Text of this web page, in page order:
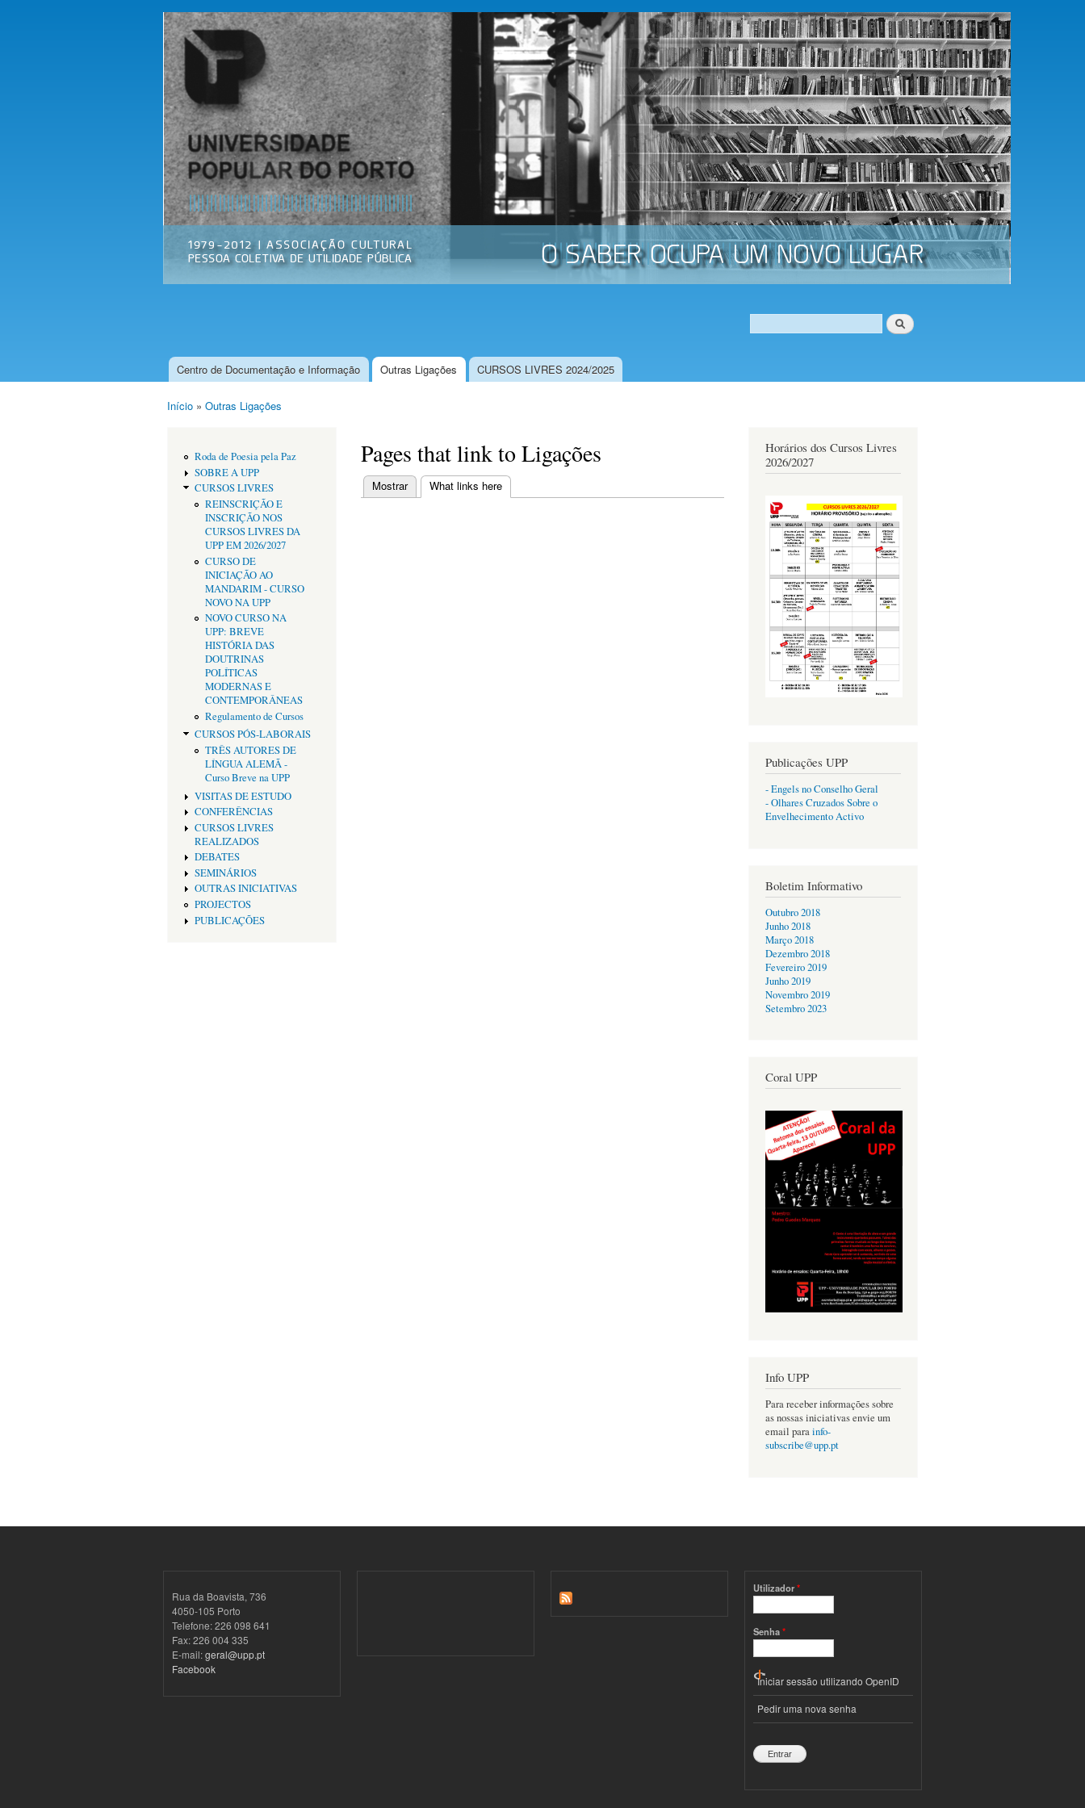
Passar
para o
conteúdo
principal
Universidade
Popular do
Porto
Associação
Cultural
Formulário de procura
Procurar
Menu principal
Centro de Documentação e Informação Outras Ligações CURSOS LIVRES 2024/2025
Início » Outras Ligações
Roda de Poesia pela Paz
SOBRE A UPP
CURSOS LIVRES
REINSCRIÇÃO E
INSCRIÇÃO NOS
CURSOS LIVRES DA
UPP EM 2026/2027
CURSO DE
INICIAÇÃO AO
MANDARIM - CURSO
NOVO NA UPP
NOVO CURSO NA
UPP: BREVE
HISTÓRIA DAS
DOUTRINAS
POLÍTICAS
MODERNAS E
CONTEMPORÂNEAS
Regulamento de Cursos
CURSOS PÓS-LABORAIS
TRÊS AUTORES DE
LÍNGUA ALEMÃ -
Curso Breve na UPP
VISITAS DE ESTUDO
CONFERÊNCIAS
CURSOS LIVRES
REALIZADOS
DEBATES
SEMINÁRIOS
OUTRAS INICIATIVAS
PROJECTOS
PUBLICAÇÕES
Pages that link to Ligações
Separadores primários
Mostrar What links here
Horários dos Cursos Livres
2026/2027
Publicações UPP
- Engels no Conselho Geral
- Olhares Cruzados Sobre o
Envelhecimento Activo
Boletim Informativo
Outubro 2018
Junho 2018
Março 2018
Dezembro 2018
Fevereiro 2019
Junho 2019
Novembro 2019
Setembro 2023
Coral UPP
Info UPP
Para receber informações sobre
as nossas iniciativas envie um
email parainfo-
subscribe@upp.pt
Rua da Boavista, 736
4050-105 Porto
Telefone: 226 098 641
Fax: 226 004 335
E-mail:geral@upp.pt
Facebook
Utilizador*
Senha*
Iniciar sessão utilizando OpenID
Pedir uma nova senha